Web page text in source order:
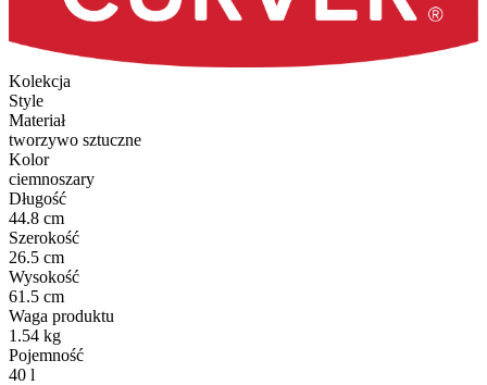
Kolekcja
Style
Materiał
tworzywo sztuczne
Kolor
ciemnoszary
Długość
44.8 cm
Szerokość
26.5 cm
Wysokość
61.5 cm
Waga produktu
1.54 kg
Pojemność
40 l